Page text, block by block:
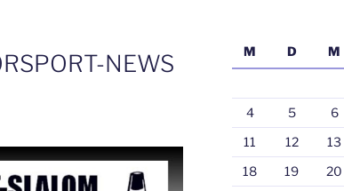
NEWS
M
D M
4
5 6
11
12 13
18
19 20